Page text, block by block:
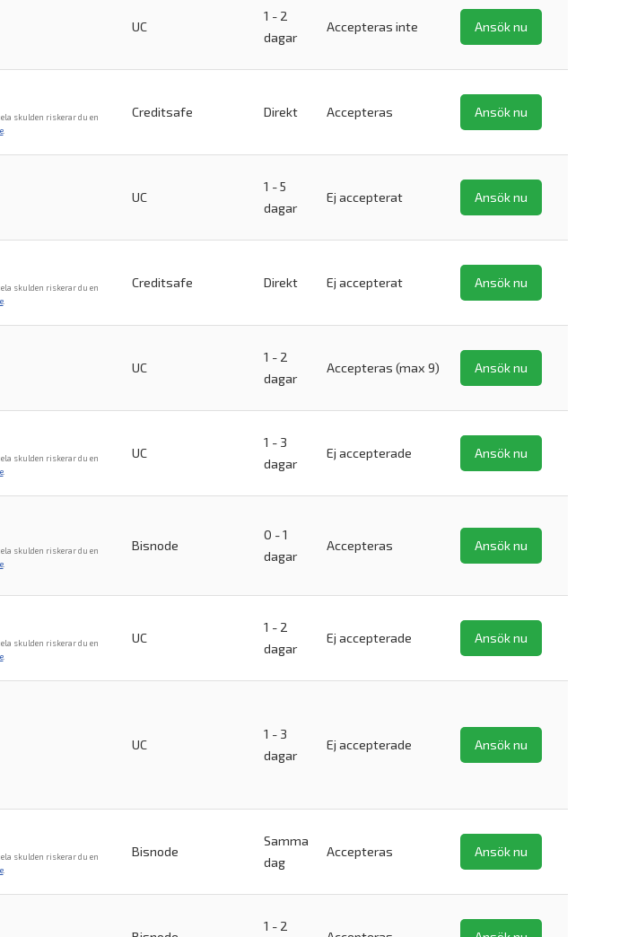
UC
1 - 2
dagar
Accepteras inte Ansök nu
skulden riskerar du en
.
Creditsafe Direkt Accepteras Ansök nu
UC
1 - 5
dagar
Ej accepterat Ansök nu
skulden riskerar du en
.
Creditsafe Direkt Ej accepterat Ansök nu
UC
1 - 2
dagar
Accepteras (max 9) Ansök nu
skulden riskerar du en
.
UC
1 - 3
dagar
Ej accepterade Ansök nu
skulden riskerar du en
.
Bisnode
0 - 1
dagar
Accepteras Ansök nu
skulden riskerar du en
.
UC
1 - 2
dagar
Ej accepterade Ansök nu
UC
1 - 3
dagar
Ej accepterade Ansök nu
skulden riskerar du en
.
Bisnode
Samma
dag
Accepteras Ansök nu
1 - 2